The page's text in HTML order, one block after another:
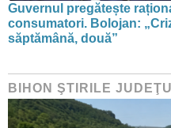
Guvernul pregătește
consumatori. Bolojan:
săptămână, două”
BIHON ŞTIRILE